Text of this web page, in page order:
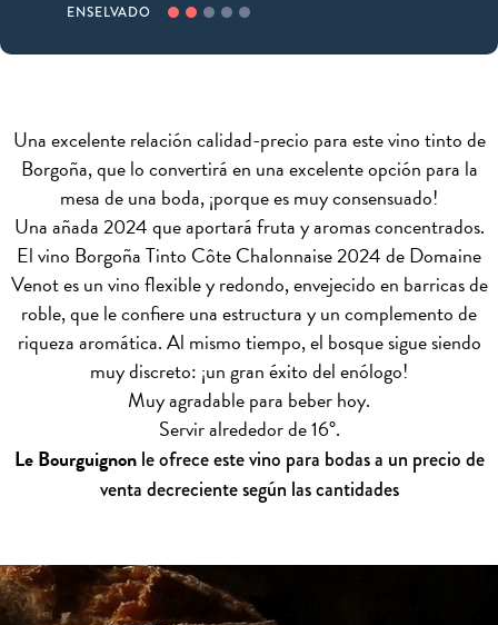
ENSELVADO
Una excelente relación calidad-precio para este vino tinto de
Borgoña, que lo convertirá en una excelente opción para la
mesa de una boda, ¡porque es muy consensuado!
Una añada 2024 que aportará fruta y aromas concentrados.
El vino Borgoña Tinto Côte Chalonnaise 2024 de Domaine
Venot es un vino flexible y redondo, envejecido en barricas de
roble, que le confiere una estructura y un complemento de
riqueza aromática. Al mismo tiempo, el bosque sigue siendo
muy discreto: ¡un gran éxito del enólogo!
Muy agradable para beber hoy.
Servir alrededor de 16°.
Le Bourguignonle ofrece este vino para bodas a un precio de
venta decreciente según las cantidades